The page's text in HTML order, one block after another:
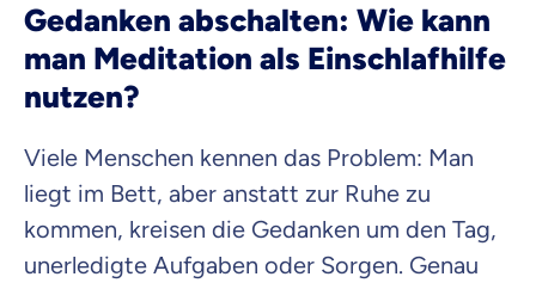
Gedanken abschalten: Wie kann
man Meditation als Einschlafhilfe
nutzen?
Viele Menschen kennen das Problem: Man
liegt im Bett, aber anstatt zur Ruhe zu
kommen, kreisen die Gedanken um den Tag,
unerledigte Aufgaben oder Sorgen. Genau